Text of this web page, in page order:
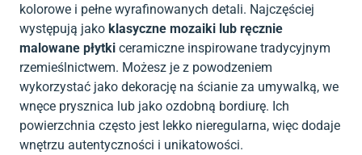
kolorowe i pełne wyrafinowanych detali. Najczęściej
występują jako klasyczne mozaiki lub ręcznie
malowane płytki ceramiczne inspirowane tradycyjnym
rzemieślnictwem. Możesz je z powodzeniem
wykorzystać jako dekorację na ścianie za umywalką, we
wnęce prysznica lub jako ozdobną bordiurę. Ich
powierzchnia często jest lekko nieregularna, więc dodaje
wnętrzu autentyczności i unikatowości.